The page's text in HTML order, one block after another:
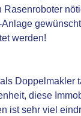
Rasenroboter
werden!
Doppelmakler
diese
ist sehr viel